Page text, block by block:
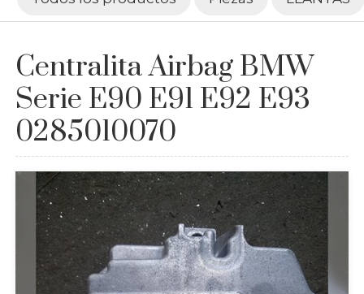
Centralita Airbag BMW
Serie E90 E91 E92 E93
0285010070